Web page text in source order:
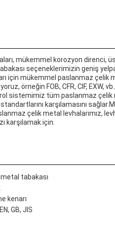
mükemmel korozyon direnci,
seçeneklerimizin geniş
için mükemmel paslanmaz çelik
örneğin FOB, CFR, CIF, EXW,
sistemimiz tüm paslanmaz çelik
standartlarını karşılamasını
çelik metal levhalarımız,
karşılamak için.
tabakası
kenarı
GB, JIS